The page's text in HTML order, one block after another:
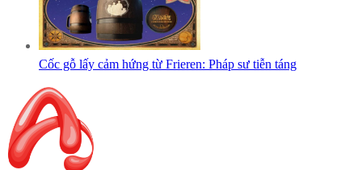
Cốc gỗ lấy cảm hứng từ Frieren: Pháp sư tiễn táng